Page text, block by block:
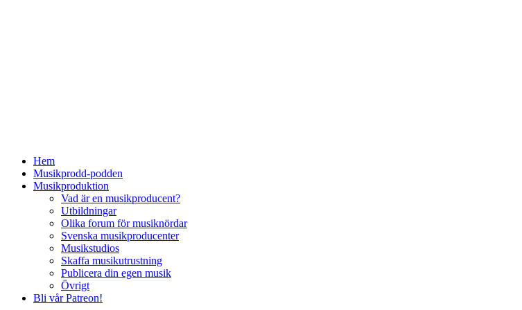
Hem
Musikprodd-podden
Musikproduktion
Vad är en musikproducent?
Utbildningar
Olika forum för musiknördar
Svenska musikproducenter
Musikstudios
Skaffa musikutrustning
Publicera din egen musik
Övrigt
Bli vår Patreon!